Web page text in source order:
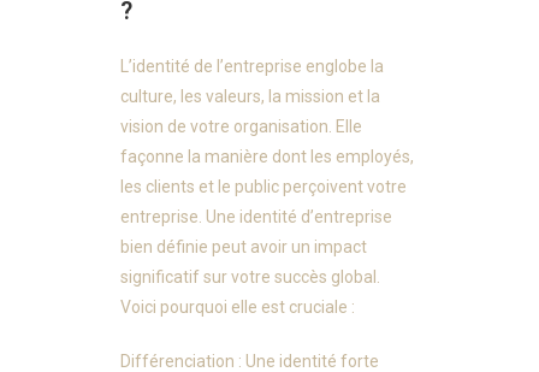
?
L’identité de l’entreprise englobe la
culture, les valeurs, la mission et la
vision de votre organisation. Elle
façonne la manière dont les employés,
les clients et le public perçoivent votre
entreprise. Une identité d’entreprise
bien définie peut avoir un impact
significatif sur votre succès global.
Voici pourquoi elle est cruciale :
Différenciation : Une identité forte